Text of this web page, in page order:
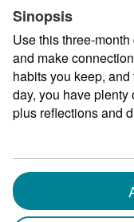
Sinopsis
Use this three-
and make
habits you keep,
day, you have plenty
plus reflections and